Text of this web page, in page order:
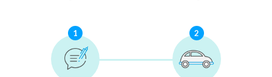
1 2